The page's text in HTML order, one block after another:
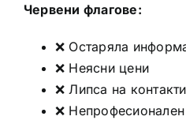
Червени флагове:
❌ Остаряла
❌ Неясни цени
❌ Липса на контакти
❌